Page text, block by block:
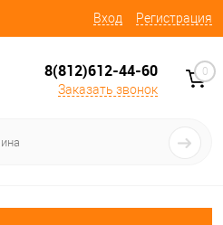
Вход Регистрация
8(812)612-44-60
Заказать звонок
0